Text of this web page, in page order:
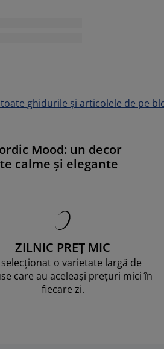
ghidurile și articolele de pe
Mood: un decor
calme și elegante
ZILNIC PREȚ MIC
o varietate largă de
care au aceleași prețuri mici în
fiecare zi.